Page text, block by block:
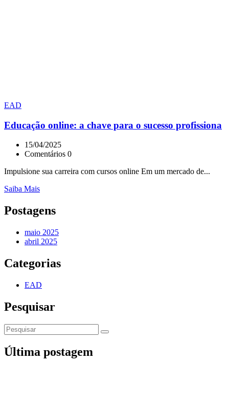
EAD
Educação online: a chave para o sucesso profissiona
15/04/2025
Comentários 0
Impulsione sua carreira com cursos online Em um mercado de...
Saiba Mais
Postagens
maio 2025
abril 2025
Categorias
EAD
Pesquisar
Última postagem